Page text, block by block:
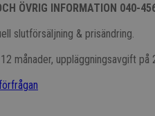
ÖVRIG INFORMATION 040-
slutförsäljning & prisändring.
månader, uppläggningsavgift